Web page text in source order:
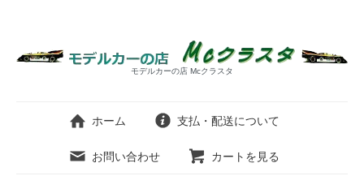
モデルカーの店 Mcクラスタ
ホーム 支払・配送について
お問い合わせ カートを見る